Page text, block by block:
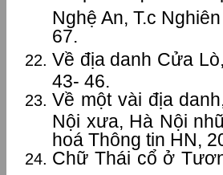
Nghệ An, T.c
67.
Về địa danh Cửa
43- 46.
Về một vài địa
Nội xưa, Hà Nội
hoá Thông tin HN,
Chữ Thái cổ ở